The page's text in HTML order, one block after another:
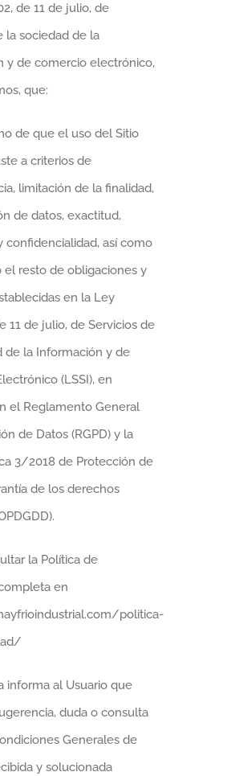
de 11 de julio, de
la sociedad de la
y de comercio electrónico,
que:
de que el uso del Sitio
a criterios de
limitación de la finalidad,
de datos, exactitud,
confidencialidad, así como
el resto de obligaciones y
en la Ley
11 de julio, de Servicios de
de la Información y de
(LSSI), en
el Reglamento General
de Datos (RGPD) y la
3/2018 de Protección de
de los derechos
la Política de
en
politica-
informa al Usuario que
duda o consulta
Generales de
y solucionada